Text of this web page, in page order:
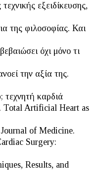
εξειδίκευσης,
της φιλοσοφίας. Και
όχι μόνο τι
την αξία της.
καρδιά
Total Artificial Heart as
of Medicine.
Surgery:
Results, and